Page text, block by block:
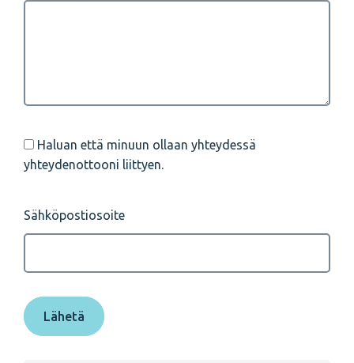
Haluan että minuun ollaan yhteydessä
yhteydenottooni liittyen.
Sähköpostiosoite